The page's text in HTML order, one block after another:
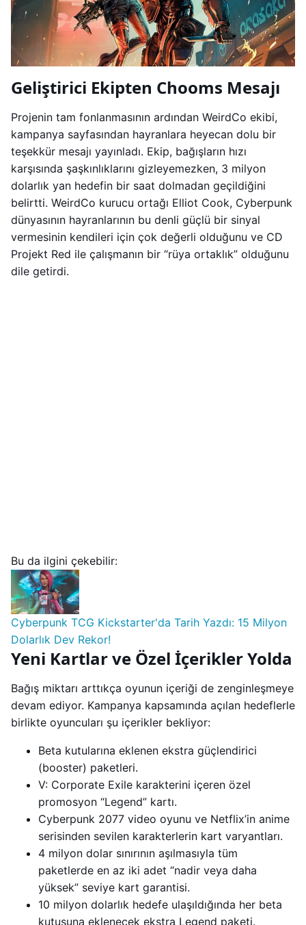
Geliştirici Ekipten Chooms Mesajı
Projenin tam fonlanmasının ardından WeirdCo ekibi,
kampanya sayfasından hayranlara heyecan dolu bir
teşekkür mesajı yayınladı. Ekip, bağışların hızı
karşısında şaşkınlıklarını gizleyemezken, 3 milyon
dolarlık yan hedefin bir saat dolmadan geçildiğini
belirtti. WeirdCo kurucu ortağı Elliot Cook, Cyberpunk
dünyasının hayranlarının bu denli güçlü bir sinyal
vermesinin kendileri için çok değerli olduğunu ve CD
Projekt Red ile çalışmanın bir “rüya ortaklık” olduğunu
dile getirdi.
Bu da ilgini çekebilir:
Cyberpunk TCG Kickstarter'da Tarih Yazdı: 15 Milyon
Dolarlık Dev Rekor!
Yeni Kartlar ve Özel İçerikler Yolda
Bağış miktarı arttıkça oyunun içeriği de zenginleşmeye
devam ediyor. Kampanya kapsamında açılan hedeflerle
birlikte oyuncuları şu içerikler bekliyor:
Beta kutularına eklenen ekstra güçlendirici
(booster) paketleri.
V: Corporate Exile karakterini içeren özel
promosyon “Legend” kartı.
Cyberpunk 2077 video oyunu ve Netflix’in anime
serisinden sevilen karakterlerin kart varyantları.
4 milyon dolar sınırının aşılmasıyla tüm
paketlerde en az iki adet “nadir veya daha
yüksek” seviye kart garantisi.
10 milyon dolarlık hedefe ulaşıldığında her beta
kutusuna eklenecek ekstra Legend paketi.